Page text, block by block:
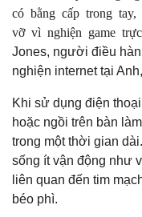
có bằng cấp trong
vỡ vì nghiện game trực
Jones, người điều
nghiện internet tại
Khi sử dụng điện
hoặc ngồi trên bàn
trong một thời gian
sống ít vận động như
liên quan đến tim
béo phì.